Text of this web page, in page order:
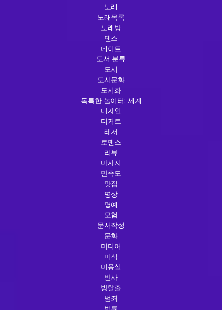
노래
노래목록
노래방
댄스
데이트
도서 분류
도시
도시문화
도시화
독특한 놀이터: 세계
디자인
디저트
레저
로맨스
리뷰
마사지
만족도
맛집
명상
명예
모험
문서작성
문화
미디어
미식
미용실
반사
방탈출
범죄
법률